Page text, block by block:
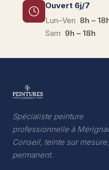
Ouvert 6j/7
Lun–Ven 8h –
Sam 9h – 18h
Spécialiste peinture
professionnelle à
Conseil, teinte sur
permanent.